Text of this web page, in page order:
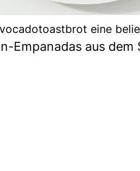
eine
Empanadas aus